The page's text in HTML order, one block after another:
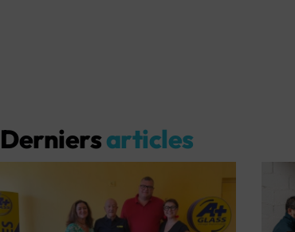
Derniersarticles